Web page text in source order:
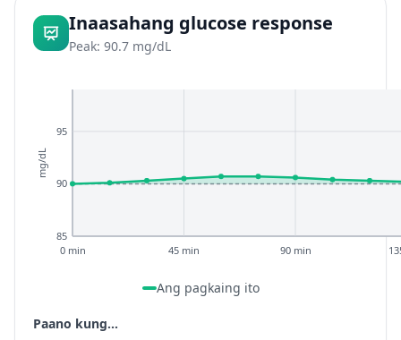
Inaasahang glucose response
Peak: 90.7 mg/dL
85
90
95
0 min 45 min 90 min
mg/dL
Ang pagkaing ito
Paano kung...